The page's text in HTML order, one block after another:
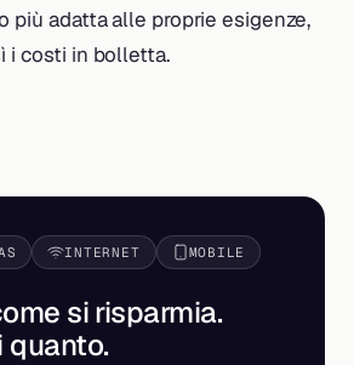
più adatta alle proprie esigenze,
i costi in bolletta.
INTERNET MOBILE
si risparmia.
quanto.